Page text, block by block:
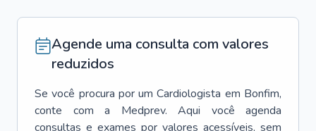
Agende uma consulta com valores
reduzidos
Se você procura por um Cardiologista em Bonfim,
conte com a Medprev. Aqui você agenda
consultas e exames por valores acessíveis, sem